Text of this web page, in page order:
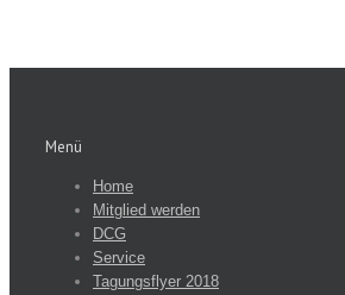
Menü
Home
Mitglied werden
DCG
Service
Tagungsflyer 2018